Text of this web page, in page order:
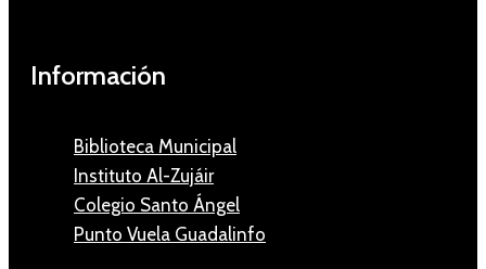
Información
Biblioteca Municipal
Instituto Al-Zujáir
Colegio Santo Ángel
Punto Vuela Guadalinfo